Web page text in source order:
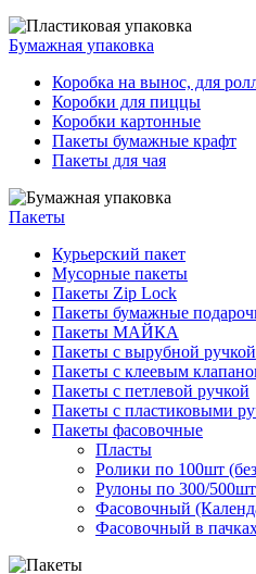
Бумажная упаковка
Коробка на вынос, для
Коробки для пиццы
Коробки картонные
Пакеты бумажные крафт
Пакеты для чая
Пакеты
Курьерский пакет
Мусорные пакеты
Пакеты Zip Lock
Пакеты бумажные
Пакеты МАЙКА
Пакеты с вырубной ручкой
Пакеты с клеевым
Пакеты с петлевой ручкой
Пакеты с пластиковыми
Пакеты фасовочные
Пласты
Ролики по 100шт
Рулоны по 300/500шт
Фасовочный
Фасовочный в